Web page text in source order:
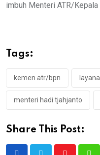
imbuh Menteri ATR/Kepala
Tags:
kemen atr/bpn
menteri hadi tjahjanto
Share This Post: